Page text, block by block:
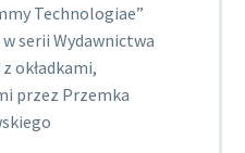
Technologiae”
serii Wydawnictwa
okładkami,
przez Przemka